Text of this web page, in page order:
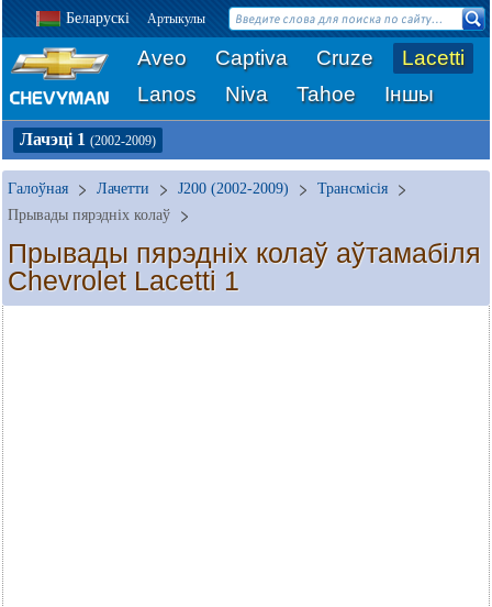
Беларускі Артыкулы
Aveo Captiva Cruze
Lacetti
Lanos
Niva Tahoe Іншы
Лачэці 1 (2002-2009)
Галоўная Лачетти J200 (2002-2009)
Трансмісія
Прывады пярэдніх колаў
Прывады пярэдніх колаў аўтамабіля
Chevrolet Lacetti 1